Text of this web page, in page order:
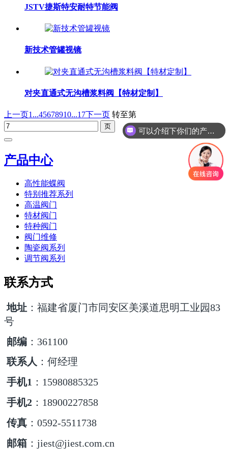
JSTV捷斯特安耐特节能阀
新技术管罐视镜
对夹直通式无沟槽浆料阀【特材定制】
上一页1...45678910...17下一页 转至第
产品中心
高性能蝶阀
特别推荐系列
高温阀门
特材阀门
特种阀门
阀门维修
陶瓷阀系列
调节阀系列
联系方式
地址 ：福建省厦门市同安区美溪道思明工业园83
号
邮编 ：361100
联系人 ：何经理
手机1 ：15980885325
手机2 ：18900227858
传真 ：0592-5511738
邮箱 ：jiest@jiest.com.cn
可以介绍下你们的产品么